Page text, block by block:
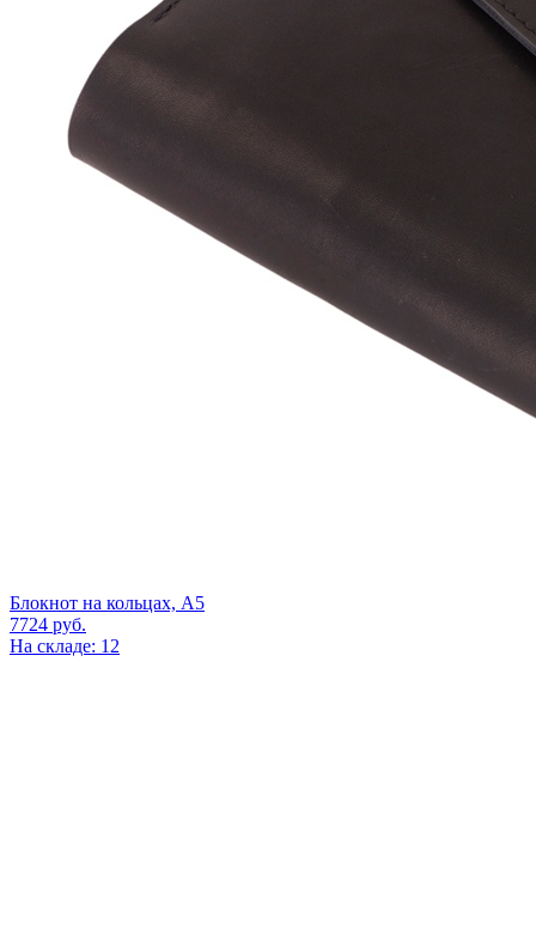
Блокнот на кольцах, А5
7724 руб.
На складе: 12